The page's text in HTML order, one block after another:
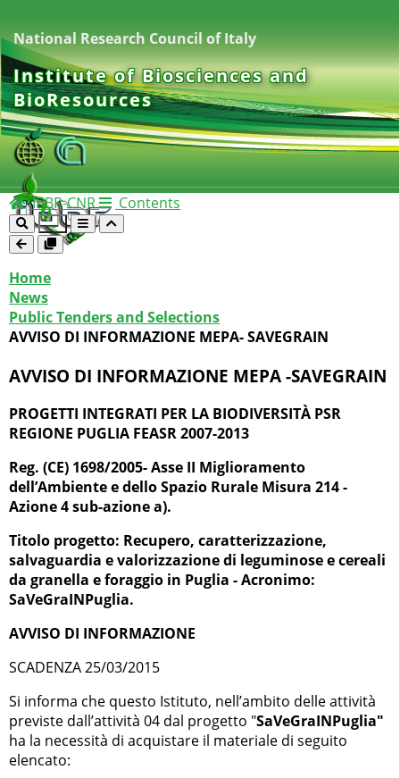
National Research Council of Italy
Institute of Biosciences and
BioResources
IBBR-CNR Contents
Home
News
Public Tenders and Selections
AVVISO DI INFORMAZIONE MEPA- SAVEGRAIN
AVVISO DI INFORMAZIONE MEPA -SAVEGRAIN
PROGETTI INTEGRATI PER LA BIODIVERSITÀ PSR
REGIONE PUGLIA FEASR 2007-2013
Reg. (CE) 1698/2005- Asse II Miglioramento
dell’Ambiente e dello Spazio Rurale Misura 214 -
Azione 4 sub-azione a).
Titolo progetto: Recupero, caratterizzazione,
salvaguardia e valorizzazione di leguminose e cereali
da granella e foraggio in Puglia - Acronimo:
SaVeGraINPuglia.
AVVISO DI INFORMAZIONE
SCADENZA 25/03/2015
Si informa che questo Istituto, nell’ambito delle attività
previste dall’attività 04 dal progetto "SaVeGraINPuglia"
ha la necessità di acquistare il materiale di seguito
elencato: